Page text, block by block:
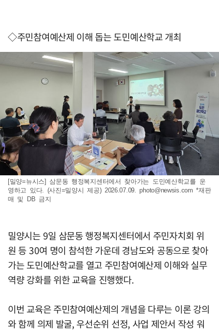
◇주민참여예산제 이해 돕는 도민예산학교 개최
[밀양=뉴시스] 삼문동 행정복지센터에서 찾아가는 도민예산학교를 운
영하고 있다. (사진=밀양시 제공) 2026.07.09.photo@newsis.com *재판
매 및 DB 금지
밀양시는 9일 삼문동 행정복지센터에서 주민자치회 위
원 등 30여 명이 참석한 가운데 경남도와 공동으로 찾아
가는 도민예산학교를 열고 주민참여예산제 이해와 실무
역량 강화를 위한 교육을 진행했다.
이번 교육은 주민참여예산제의 개념을 다루는 이론 강의
와 함께 의제 발굴, 우선순위 선정, 사업 제안서 작성 워